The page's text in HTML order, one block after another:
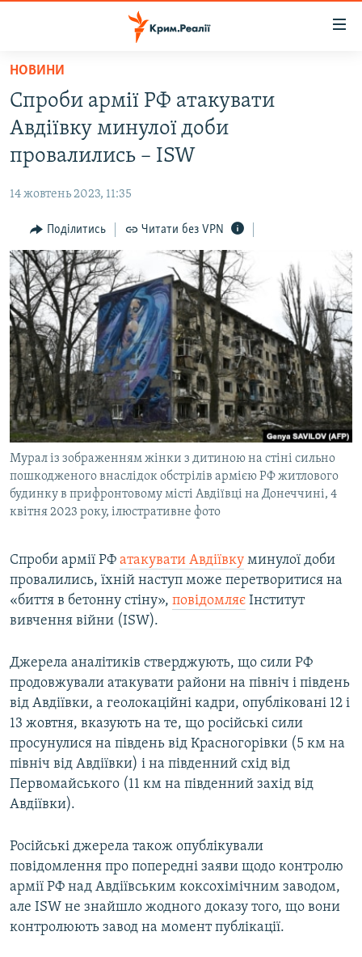
Перейти
основного
матеріалу
до
основної
Перейти
до
пошуку
НОВИНИ
ВОДА.КРИМ
ВІДЕО ТА ФОТО
БЛОГИ
ПОГЛЯД
ІНТЕРВ'Ю
ВСЕ ЗА ДЕНЬ
СПЕЦПРОЕКТИ
ДЕПОРТАЦІЯ
ВІДЕОУРОКИ «ELIFBE»
СВІДЧЕННЯ ОКУПАЦІЇ
УКРАЇНСЬКА ПРОБЛЕМА КРИМУ
ІНФОГРАФІКА
ЯК ОБІЙТИ БЛОКУВАННЯ
Русский
Qırımtatar
ДОЛУЧАЙСЯ!
НОВИНИ
Спроби армії РФ атакувати
Авдіївку минулої доби
провалились – ISW
14 жовтень 2023, 11:35
Поділитись Читати без VPN
Мурал із зображенням жінки з дитиною на стіні сильно
пошкодженого внаслідок обстрілів армією РФ житлового
будинку в прифронтовому місті Авдіївці на Донеччині, 4
квітня 2023 року, ілюстративне фото
Спроби армії РФ атакувати Авдіївку минулої доби
провалились, їхній наступ може перетворитися на
«биття в бетонну стіну», повідомляє Інститут
вивчення війни (ISW).
Джерела аналітиків стверджують, що сили РФ
продовжували атакувати райони на північ і південь
від Авдіївки, а геолокаційні кадри, опубліковані 12 і
13 жовтня, вказують на те, що російські сили
просунулися на південь від Красногорівки (5 км на
північ від Авдіївки) і на південний схід від
Первомайського (11 км на південний захід від
Авдіївки).
Російські джерела також опублікували
повідомлення про попередні заяви щодо контролю
армії РФ над Авдіївським коксохімічним заводом,
але ISW не знайшло жодного доказу того, що вони
контролюють завод на момент публікації.